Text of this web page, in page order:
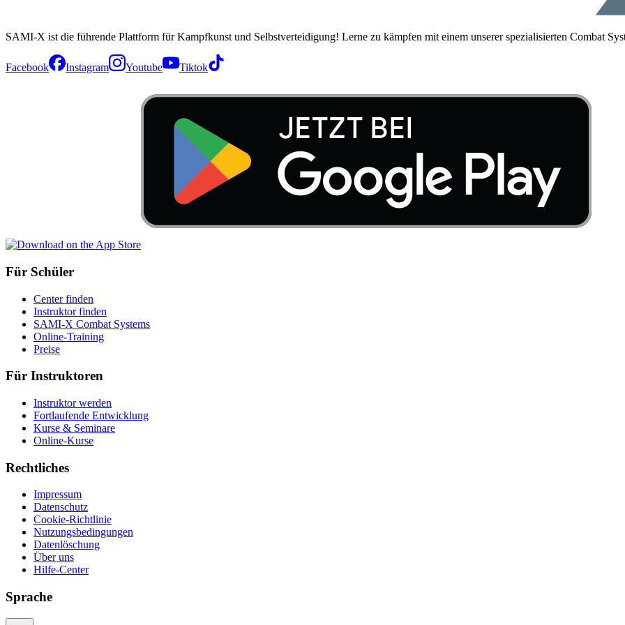
SAMI-X ist die führende Plattform für Kampfkunst und Selbstverteidigung! Lerne zu kämpfen mit einem unserer spezialisierten Combat
Facebook Instagram Youtube Tiktok
Für Schüler
Center finden
Instruktor finden
SAMI-X Combat Systems
Online-Training
Preise
Für Instruktoren
Instruktor werden
Fortlaufende Entwicklung
Kurse & Seminare
Online-Kurse
Rechtliches
Impressum
Datenschutz
Cookie-Richtlinie
Nutzungsbedingungen
Datenlöschung
Über uns
Hilfe-Center
Sprache